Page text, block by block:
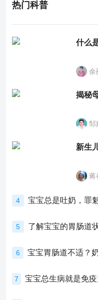
热门科普
余
揭秘
邹
新生
蒋
4 宝宝总是吐奶，罪
5 了解宝宝的胃肠道
6
7